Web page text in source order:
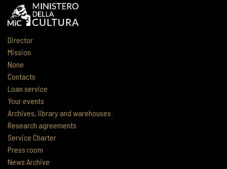
Director
Mission
None
Contacts
Loan service
Your events
Archives, library and warehouses
Research agreements
Service Charter
Press room
News Archive